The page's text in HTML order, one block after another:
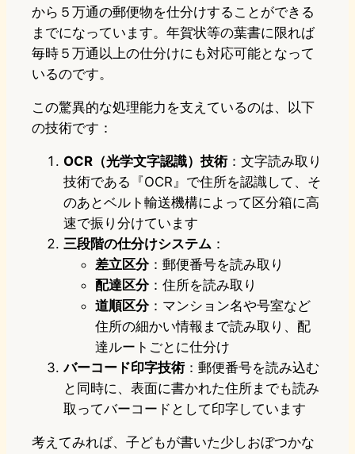
から５万通の郵便物を仕分けすることができる
までになっています。年賀状等の葉書に限れば
毎時５万通以上の仕分けにも対応可能となって
いるのです。
この驚異的な処理能力を支えているのは、以下
の技術です：
OCR（光学文字認識）技術：文字読み取り
技術である『OCR』で住所を認識して、そ
のあとベルト輸送機構によって区分箱に高
速で振り分けています
三段階の仕分けシステム ：
差立区分 ：郵便番号を読み取り
配達区分 ：住所を読み取り
道順区分 ：マンション名や号室など
住所の細かい情報まで読み取り、配
達ルートごとに仕分け
バーコード印字技術：郵便番号を読み込む
と同時に、表面に書かれた住所までも読み
取ってバーコードとして印字しています
考えてみれば、子どもが書いた少しおぼつかな